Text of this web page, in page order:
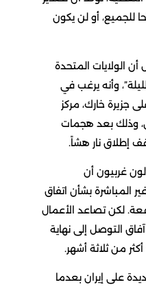
للجميع، أو لن يكون
الولايات المتحدة
وأنه يرغب في
جزيرة خارك، مركز
وذلك بعد هجمات
إطلاق نار هشاً.
غربيون أن
غير المباشرة بشأن اتفاق
لكن تصاعد الأعمال
التوصل إلى نهاية
من ثلاثة أشهر.
على إيران بعدما